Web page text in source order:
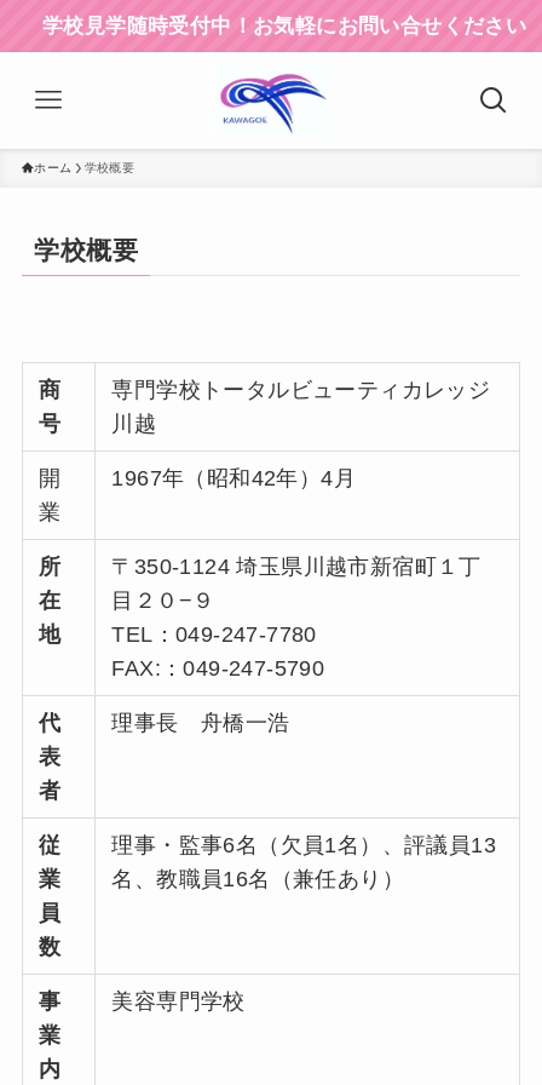
学随時受付中！お気軽にお問い合せください
ホーム 学校概要
学校概要
商
号
専門学校トータルビューティカレッジ
川越
開
業
1967年（昭和42年）4月
所
在
地
〒350-1124 埼玉県川越市新宿町１丁
目２０−９
TEL：049-247-7780
FAX:：049-247-5790
代
表
者
理事長 舟橋一浩
従
業
員
数
理事・監事6名（欠員1名）、評議員13
名、教職員16名（兼任あり）
事
業
内
美容専門学校